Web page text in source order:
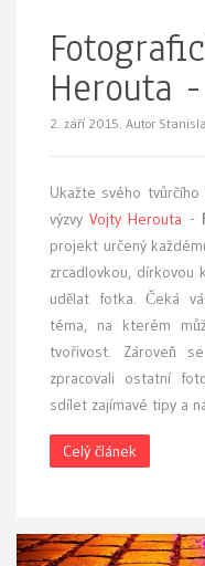
Herouta
2. září 2015. Autor
Ukažte svého
výzvyVojty Herouta -
projekt určený
zrcadlovkou, dírkovou
udělat fotka. Čeká
téma, na kterém
tvořivost. Zároveň
zpracovali ostatní
sdílet zajímavé tipy a
Celý článek